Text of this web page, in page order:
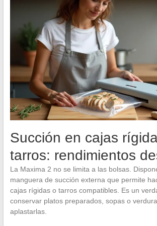
Succión en cajas
tarros: rendimientos
La Maxima 2 no se limita a las bolsas.
manguera de succión externa que permite
cajas rígidas o tarros compatibles. Es un
conservar platos preparados, sopas o
aplastarlas.